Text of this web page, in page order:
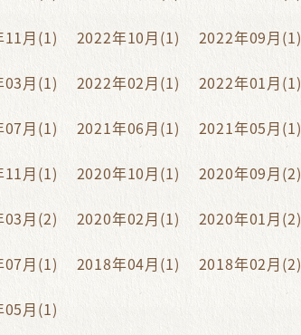
月(1) 2022年10月(1) 2022年09月(1)
月(1) 2022年02月(1) 2022年01月(1)
月(1) 2021年06月(1) 2021年05月(1)
月(1) 2020年10月(1) 2020年09月(2)
月(2) 2020年02月(1) 2020年01月(2)
月(1) 2018年04月(1) 2018年02月(2)
月(1)